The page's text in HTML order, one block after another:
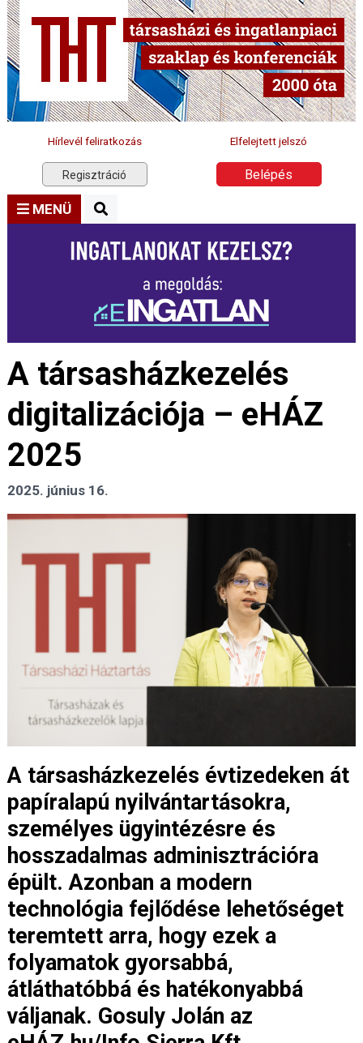
Hírlevél feliratkozás Elfelejtett jelszó
Regisztráció Belépés
MENÜ
A társasházkezelés
digitalizációja – eHÁZ
2025
2025. június 16.
A társasházkezelés évtizedeken át
papíralapú nyilvántartásokra,
személyes ügyintézésre és
hosszadalmas adminisztrációra
épült. Azonban a modern
technológia fejlődése lehetőséget
teremtett arra, hogy ezek a
folyamatok gyorsabbá,
átláthatóbbá és hatékonyabbá
váljanak. Gosuly Jolán az